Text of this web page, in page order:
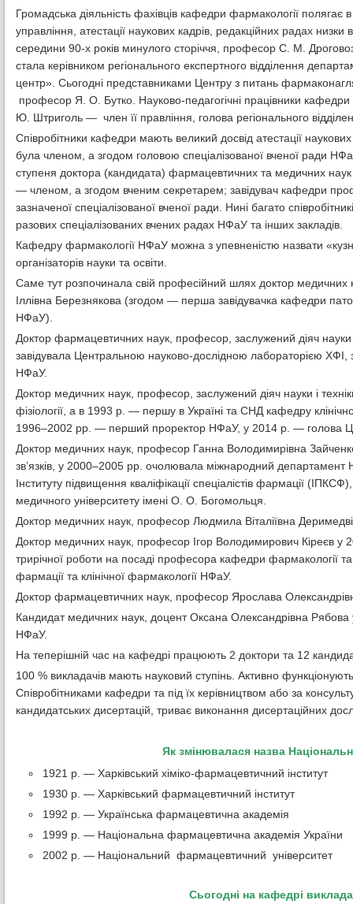
Громадська діяльність фахівців кафедри фармакології полягає
управління, атестації наукових кадрів, редакційних радах
середини 90-х років минулого сторіччя, професор С. М.
стала керівником регіонального експертного відділення
центр». Сьогодні представниками Центру з питань
професор Я. О. Бутко. Науково-педагогічні працівники
Ю. Штриголь — член її правління, голова регіонального
Співробітники кафедри мають великий досвід атестації
була членом, а згодом головою спеціалізованої вченої ради
ступеня доктора (кандидата) фармацевтичних та медичних
— членом, а згодом вченим секретарем; завідувач кафедри
зазначеної спеціалізованої вченої ради. Нині багато
разових спеціалізованих вчених радах НФаУ та інших закладів.
Кафедру фармакології НФаУ можна з упевненістю назвати
організаторів науки та освіти.
Саме тут розпочинала свій професійний шлях доктор медичних
Іллівна Березнякова (згодом — перша завідувачка кафедри
НФаУ).
Доктор фармацевтичних наук, професор, заслужений діяч
завідувала Центральною науково-дослідною лабораторією
НФаУ.
Доктор медичних наук, професор, заслужений діяч науки і
фізіології, а в 1993 р. — першу в Україні та СНД кафедру
1996–2002 рр. — перший проректор НФаУ, у 2014 р. — голова
Доктор медичних наук, професор Ганна Володимирівна
зв’язків, у 2000–2005 рр. очолювала міжнародний департамент
Інституту підвищення кваліфікації спеціалістів фармації
медичного університету імені О. О. Богомольця.
Доктор медичних наук, професор Людмила Віталіївна
Доктор медичних наук, професор Ігор Володимирович Кіреєв у
трирічної роботи на посаді професора кафедри фармакології
фармації та клінічної фармакології НФаУ.
Доктор фармацевтичних наук, професор Ярослава
Кандидат медичних наук, доцент Оксана Олександрівна
НФаУ.
На теперішній час на кафедрі працюють 2 доктори та 12
100 % викладачів мають науковий ступінь. Активно
Співробітниками кафедри та під їх керівництвом або за
кандидатських дисертацій, триває виконання дисертаційних
Як змінювалася назва
1921 р. — Харківський хіміко-фармацевтичний інститут
1930 р. — Харківський фармацевтичний інститут
1992 р. — Українська фармацевтична академія
1999 р. — Національна фармацевтична академія України
2002 р. — Національний фармацевтичний університет
Сьогодні на кафедрі